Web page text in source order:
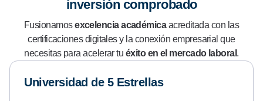
inversión comprobado
Fusionamosexcelencia académicaacreditada con las
certificaciones digitales y la conexión empresarial que
necesitas para acelerar tu éxito en el mercado laboral .
Universidad de 5 Estrellas